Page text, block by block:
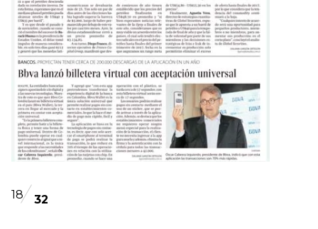
18 32